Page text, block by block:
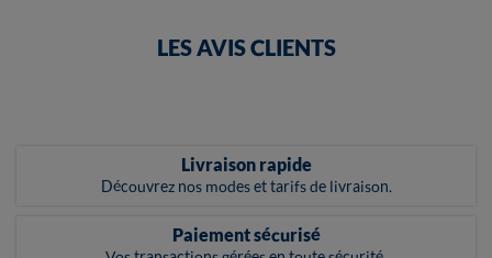
LES AVIS CLIENTS
Livraison rapide
Découvrez nos modes et tarifs de livraison.
Paiement sécurisé